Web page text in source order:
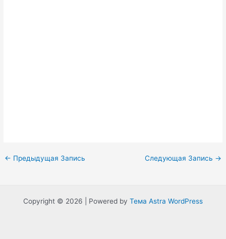
Навигация
← Предыдущая Запись Следующая Запись →
Copyright © 2026 | Powered by Тема Astra WordPress